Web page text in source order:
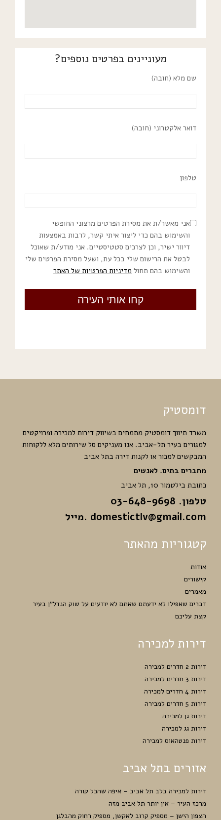
מעוניינים בפרטים נוספים?
שם מלא (חובה)
דואר אלקטרוני (חובה)
טלפון
אני מאשר/ת את מסירת הפרטים מרצוני החופשי
והשימוש בהם כדי ליצור איתי קשר, לרבות באמצעות
דיוור ישיר, וכן לצרכים סטטיסטיים. אני מודע/ת שאוכל
לבטל את הרישום שלי בכל עת, ושעל מסירת הפרטים שלי
והשימוש בהם תחול מדיניות הפרטיות של האתר
דומסטיק
משרד תיווך דומסטיק מתמחים בשיווק דירות למכירה ופרויקטים
למגורים בעיר תל-אביב. אנו מעניקים סל שירותים מלא ללקוחות
המבקשים למכור או לקנות דירה בתל אביב
מחברים בתים. לאנשים
כתובת בילטמור 10, תל אביב
טלפון. 03-648-9698
domestictlv@gmail.com .מייל
קטגוריות מהאתר
אודות
קישורים
מאמרים
דברים שאפילו לא ידעתם שאתם לא יודעים על שוק הנדל”ן בעיר
קצת עליכם
דירות למכירה
דירות 2 חדרים למכירה
דירות 3 חדרים למכירה
דירות 4 חדרים למכירה
דירות 5 חדרים למכירה
דירות גן למכירה
דירות גג למכירה
דירות פנטהאוס למכירה
אזורים בתל אביב
דירות למכירה בלב תל אביב – איפה שהכל קורה
מרכז העיר – אין יותר תל אביב מזה
הצפון הישן – מספיק קרוב לאקשן, מספיק רחוק מהבלגן